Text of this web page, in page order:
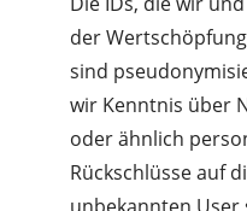
der
sind
wir Kenntnis über
oder ähnlich
Rückschlüsse auf